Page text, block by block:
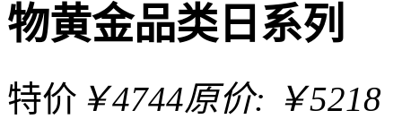
物黄金品类日系列
特价 ￥4744原价: ￥5218